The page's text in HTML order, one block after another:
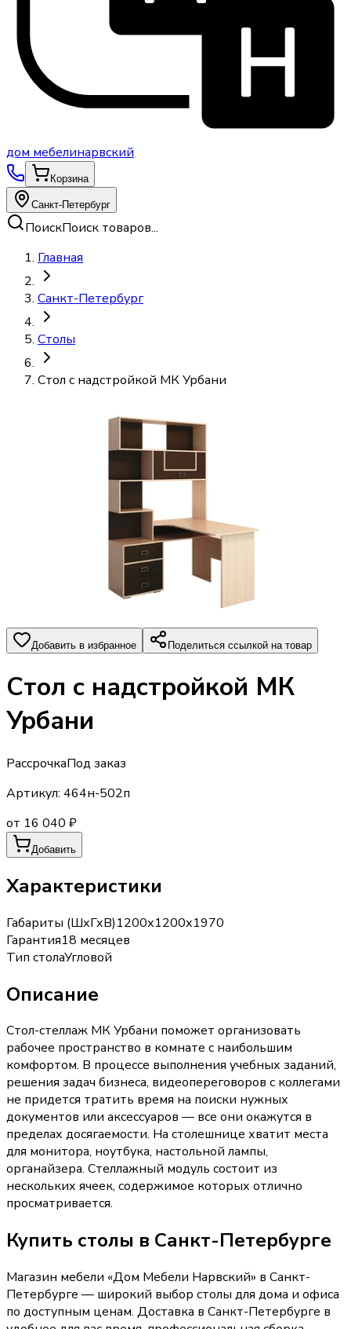
дом мебелинарвский
Корзина
Санкт-Петербург
ПоискПоиск товаров...
Главная
Санкт-Петербург
Столы
Стол с надстройкой МК Урбани
Добавить в избранное Поделиться ссылкой на товар
Стол с надстройкой МК
Урбани
РассрочкаПод заказ
Артикул: 464н-502п
от 16 040 ₽
Добавить
Характеристики
Габариты (ШхГхВ)1200х1200х1970
Гарантия18 месяцев
Тип столаУгловой
Описание
Стол-стеллаж МК Урбани поможет организовать
рабочее пространство в комнате с наибольшим
комфортом. В процессе выполнения учебных заданий,
решения задач бизнеса, видеопереговоров с коллегами
не придется тратить время на поиски нужных
документов или аксессуаров — все они окажутся в
пределах досягаемости. На столешнице хватит места
для монитора, ноутбука, настольной лампы,
органайзера. Стеллажный модуль состоит из
нескольких ячеек, содержимое которых отлично
просматривается.
Купить столы в Санкт-Петербурге
Магазин мебели «Дом Мебели Нарвский» в Санкт-
Петербурге — широкий выбор столы для дома и офиса
по доступным ценам. Доставка в Санкт-Петербурге в